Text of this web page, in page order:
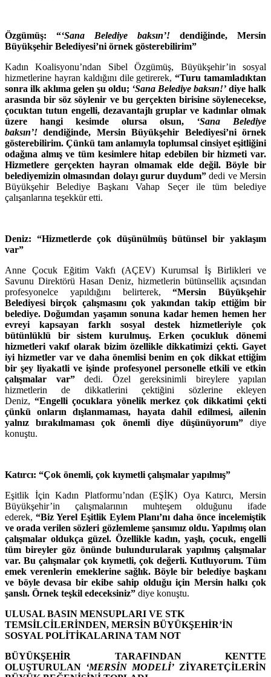
Özgümüş: “‘Sana Belediye baksın’! dendiğinde, Mersin
Büyükşehir Belediyesi’ni örnek gösterebilirim”
Kadın Koalisyonu’ndan Sibel Özgümüş, Büyükşehir’in sosyal
hizmetlerine hayran kaldığını dile getirerek,“Turu tamamladıktan
sonra ilk aklıma gelen şu oldu; ‘Sana Belediye baksın!’ diye halk
arasında bir söz söylenir ve bu gerçekten birisine söylenecekse,
çocuktan tutun engelli, dezavantajlı gruplar ve kadınlar olmak
üzere hangi kesimde olursa olsun, ‘Sana Belediye
baksın’! dendiğinde, Mersin Büyükşehir Belediyesi’ni örnek
gösterebilirim. Çünkü tam anlamıyla toplumsal cinsiyet eşitliğini
odağına almış ve tüm kesimlere hitap edebilen bir hizmeti var.
Hizmetlere gerçekten hayran olmamak elde değil. Böyle bir
belediyemizin olmasından dolayı gurur duydum”dedi ve Mersin
Büyükşehir Belediye Başkanı Vahap Seçer ile tüm belediye
çalışanlarına teşekkür etti.
Deniz: “Hizmetlerde çok düşünülmüş bütünsel bir yaklaşım
var”
Anne Çocuk Eğitim Vakfı (AÇEV) Kurumsal İş Birlikleri ve
Savunu Direktörü Hasan Deniz, hizmetlerin bütünsellik açısından
profesyonelce yapıldığını belirterek,“Mersin Büyükşehir
Belediyesi birçok çalışmasını çok yakından takip ettiğim bir
belediye. Doğumdan yaşamın sonuna kadar hemen hemen her
evreyi kapsayan farklı sosyal destek hizmetleriyle çok
bütünlüklü bir sistem kurulmuş. Erken çocukluk dönemi
hizmetleri vakıf olarak bizim özellikle dikkatimizi çekti. Gayet
iyi hizmetler var ve daha önemlisi benim en çok dikkat ettiğim
bir şey liyakatli ve işinde profesyonel personelle etkili ve etkin
çalışmalar var” dedi. Özel gereksinimli bireylere yapılan
hizmetlerin de dikkatlerini çektiğini sözlerine ekleyen
Deniz, “Engelli çocuklara yönelik merkez çok dikkatimi çekti
çünkü onların dışlanmaması, hayata dahil edilmesi, ailenin
yalnız bırakılmaması çok önemli diye düşünüyorum” diye
konuştu.
Katırcı: “Çok önemli, çok kıymetli çalışmalar yapılmış”
Eşitlik İçin Kadın Platformu’ndan (EŞİK) Oya Katırcı, Mersin
Büyükşehir’in çalışmalarının muhteşem olduğunu ifade
ederek, “Biz Yerel Eşitlik Eylem Planı’nı daha önce incelemiştik
ve orada verilen sözleri gözlemleme şansımız oldu. Yapılmış olan
çalışmalar oldukça güzel. Özellikle kadın, yaşlı, çocuk, engelli
tüm bireyler göz önünde bulundurularak yapılmış çalışmalar
var. Bu çalışmalar çok kıymetli, çok değerli. Kutluyorum. Tüm
emek verenlerin emeklerine sağlık. Böyle bir belediye başkanı
ve böyle devasa bir ekibe sahip olduğu için Mersin halkı çok
şanslı. Örnek teşkil edeceksiniz” diye konuştu.
ULUSAL BASIN MENSUPLARI VE STK
TEMSİLCİLERİNDEN, MERSİN BÜYÜKŞEHİR’İN
SOSYAL POLİTİKALARINA TAM NOT
BÜYÜKŞEHİR TARAFINDAN KENTTE
OLUŞTURULAN ‘MERSİN MODELİ’ ZİYARETÇİLERİN